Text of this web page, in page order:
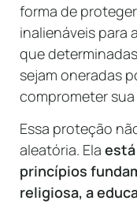
forma de
inalienáveis para
que
sejam oneradas
comprometer
Essa proteção
aleatória. Ela
princípios
religiosa, a